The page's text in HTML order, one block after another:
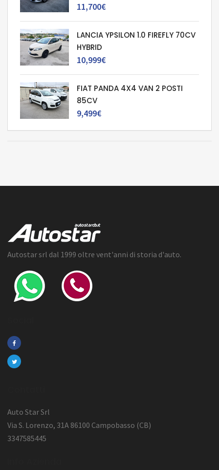
11,700€
LANCIA YPSILON 1.0 FIREFLY 70CV
HYBRID
10,999€
FIAT PANDA 4X4 VAN 2 POSTI
85CV
9,499€
Autostar srl dal 1999 oltre vent'anni di storia d'auto.
Auto Star Srl
Via S. Lorenzo, 31A 86100 Campobasso (CB)
3347585445